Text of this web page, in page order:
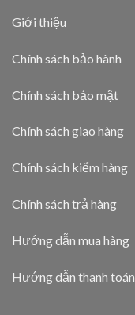
Giới thiệu
Chính sách bảo hành
Chính sách bảo mật
Chính sách giao hàng
Chính sách kiểm hàng
Chính sách trả hàng
Hướng dẫn mua hàng
Hướng dẫn thanh toán